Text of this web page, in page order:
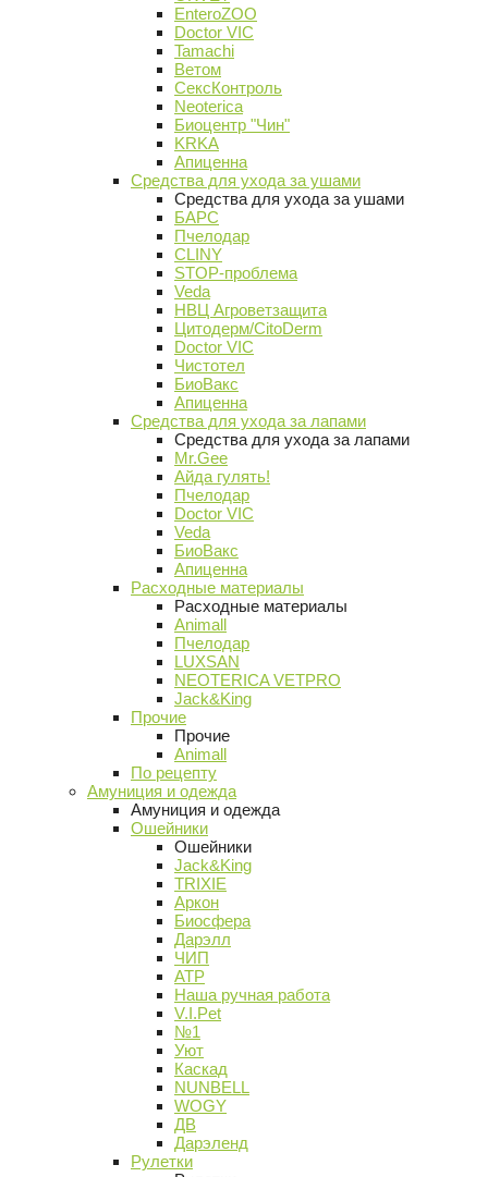
EnteroZOO
Doctor VIC
Tamachi
Ветом
СексКонтроль
Neoterica
Биоцентр "Чин"
KRKA
Апиценна
Средства для ухода за ушами
Средства для ухода за ушами
БАРС
Пчелодар
CLINY
STOP-проблема
Veda
НВЦ Агроветзащита
Цитодерм/CitoDerm
Doctor VIC
Чистотел
БиоВакс
Апиценна
Средства для ухода за лапами
Средства для ухода за лапами
Mr.Gee
Айда гулять!
Пчелодар
Doctor VIC
Veda
БиоВакс
Апиценна
Расходные материалы
Расходные материалы
Animall
Пчелодар
LUXSAN
NEOTERICA VETPRO
Jack&King
Прочие
Прочие
Animall
По рецепту
Амуниция и одежда
Амуниция и одежда
Ошейники
Ошейники
Jack&King
TRIXIE
Аркон
Биосфера
Дарэлл
ЧИП
АТР
Наша ручная работа
V.I.Pet
№1
Уют
Каскад
NUNBELL
WOGY
ДВ
Дарэленд
Рулетки